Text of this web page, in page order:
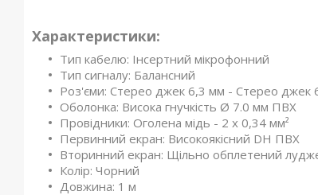
Характеристики:
Тип кабелю: Інсертний мікрофонний
Тип сигналу: Балансний
Роз'єми: Стерео джек 6,3 мм - Стерео джек
Оболонка: Висока гнучкість Ø 7.0 мм ПВХ
Провідники: Оголена мідь - 2 x 0,34 мм²
Первинний екран: Високоякісний DH ПВХ
Вторинний екран: Щільно обплетений
Колір: Чорний
Довжина: 1 м